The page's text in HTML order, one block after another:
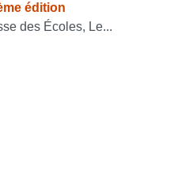
édition
des Écoles, Le...